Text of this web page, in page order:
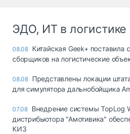
ЭДО, ИТ в логистике
08.08 Китайская Geek+
сборщиков на логистические
08.08 Представлены локации
для симулятора дальнобойщика
07.08 Внедрение системы TopLog
дистрибьютора "Амотивика"
КИЗ